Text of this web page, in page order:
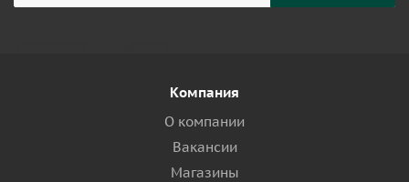
Компания
О компании
Вакансии
Магазины